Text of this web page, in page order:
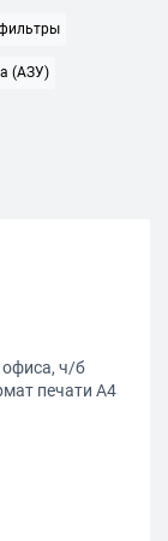
(АЗУ)
офиса, ч/б
печати A4